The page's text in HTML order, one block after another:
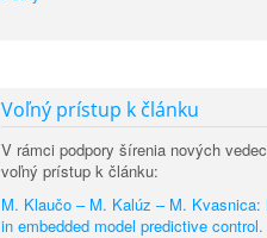
Voľný prístup k článku
V rámci podpory šírenia nových
voľný prístup k článku:
M. Klaučo – M. Kalúz – M.
in embedded model predictive